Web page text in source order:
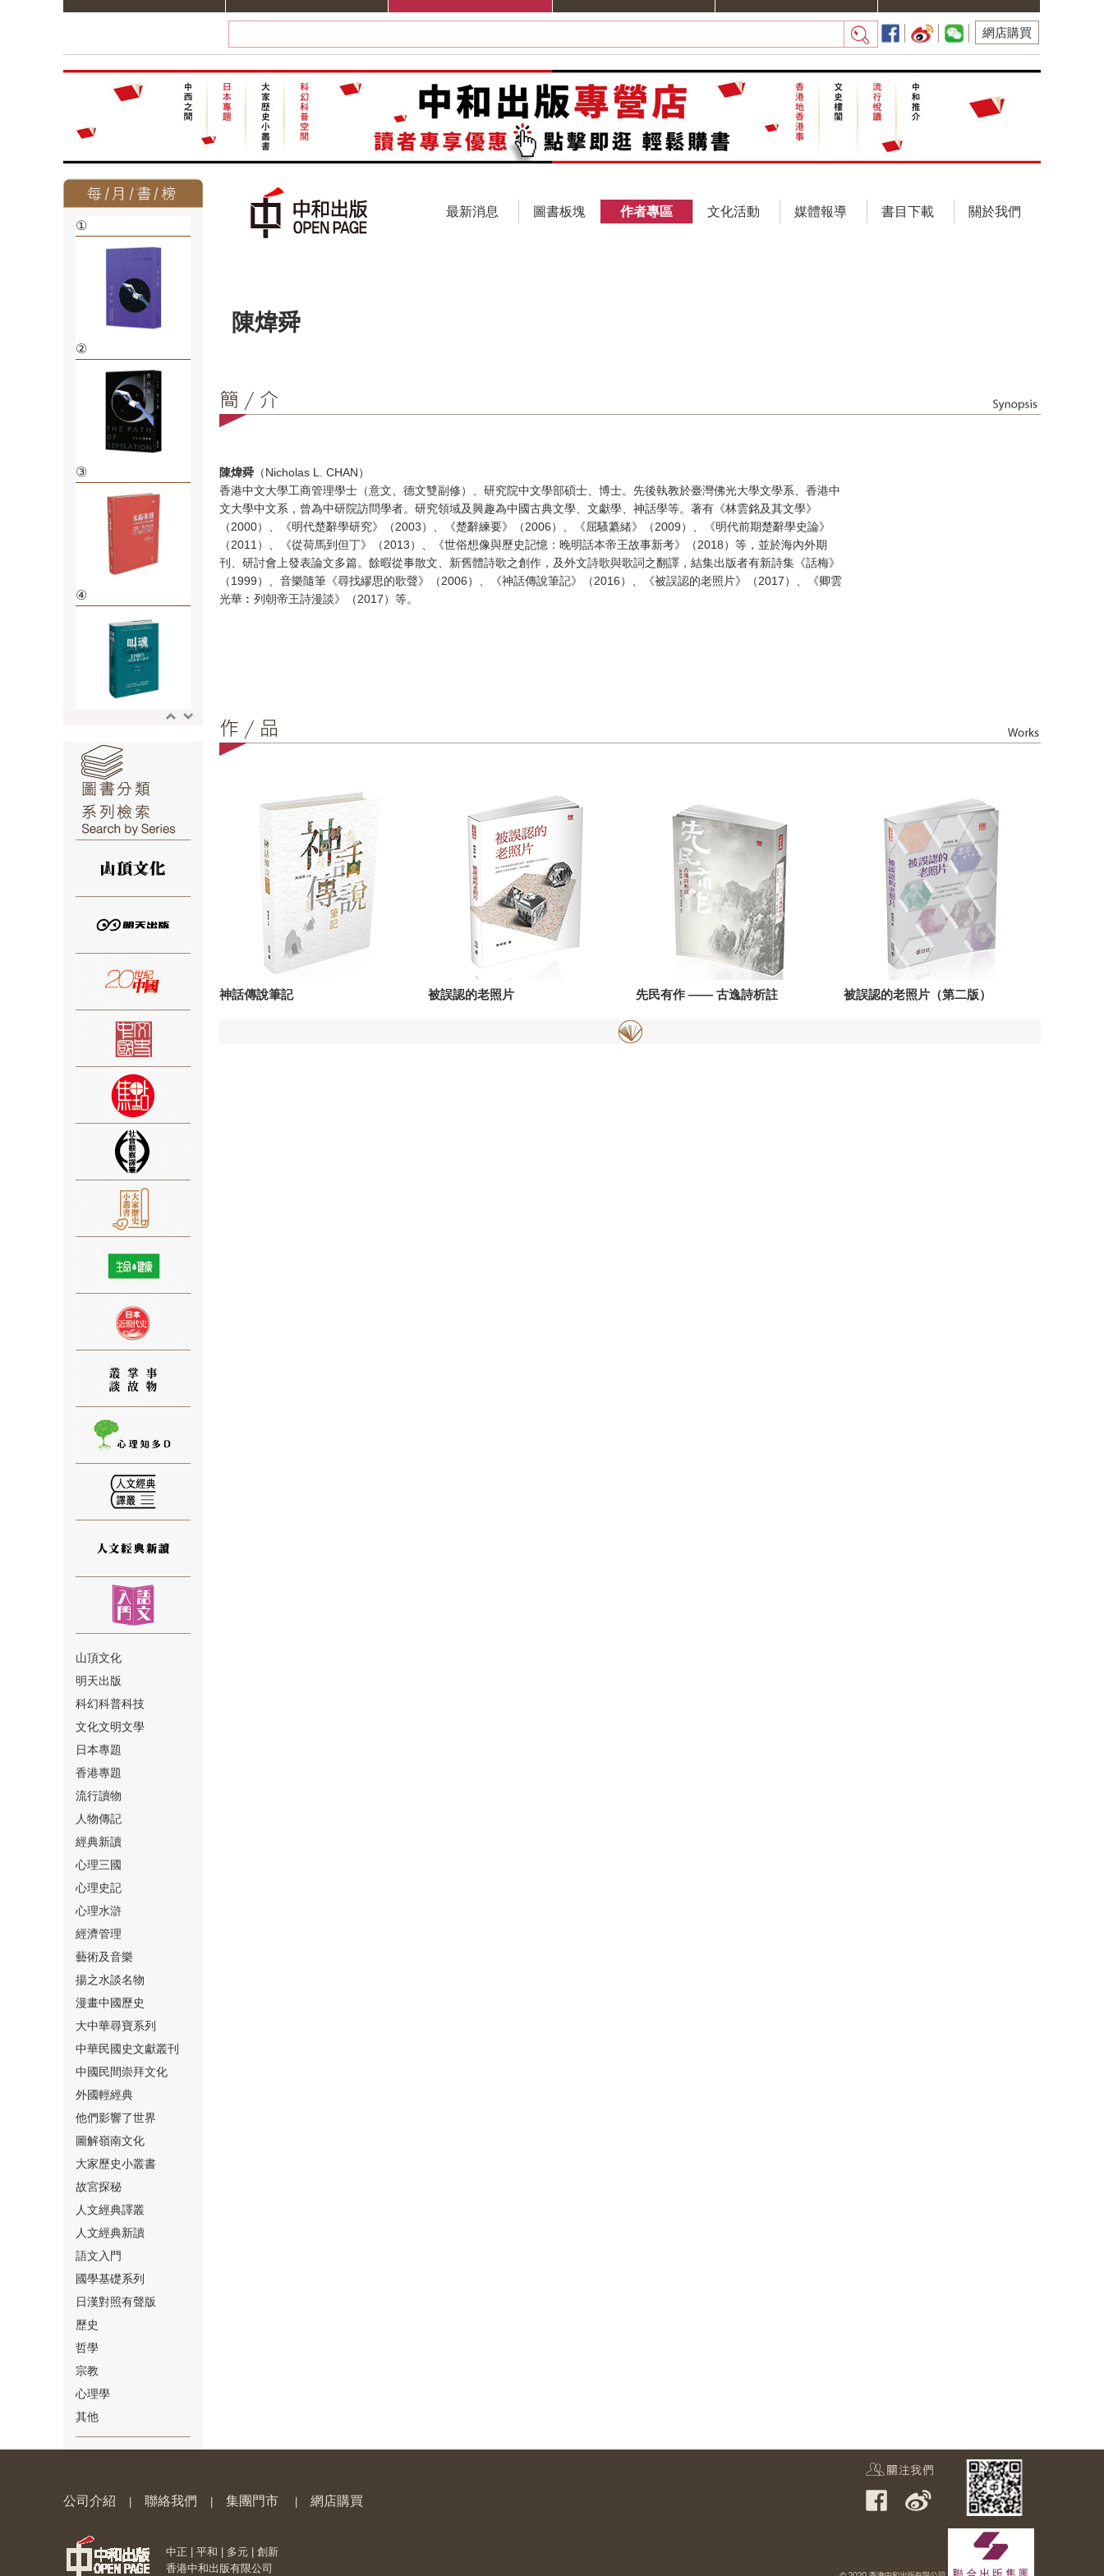
網店購買
①
②
③
④
⑥
⑫
⑬
⑭
⑮
⑯
⑰
⑱
⑳
山頂文化
明天出版
科幻科普科技
文化文明文學
日本專題
香港專題
流行讀物
人物傳記
經典新讀
心理三國
心理史記
心理水滸
經濟管理
藝術及音樂
揚之水談名物
漫畫中國歷史
大中華尋寶系列
中華民國史文獻叢刊
中國民間崇拜文化
外國輕經典
他們影響了世界
圖解嶺南文化
大家歷史小叢書
故宮探秘
人文經典譯叢
人文經典新讀
語文入門
國學基礎系列
日漢對照有聲版
歷史
哲學
宗教
心理學
其他
最新消息 圖書板塊 作者專區 文化活動 媒體報導 書目下載 關於我們
陳煒舜
陳煒舜 （Nicholas L. CHAN）
香港中文大學工商管理學士（意文、德文雙副修）、研究院中文學部碩士、博士。先後執教於臺灣佛光大學文學系、香港中
文大學中文系，曾為中研院訪問學者。研究領域及興趣為中國古典文學、文獻學、神話學等。著有《林雲銘及其文學》
（2000）、《明代楚辭學研究》（2003）、《楚辭練要》（2006）、《屈騷纂緒》（2009）、《明代前期楚辭學史論》
（2011）、《從荷馬到但丁》（2013）、《世俗想像與歷史記憶：晚明話本帝王故事新考》（2018）等，並於海內外期
刊、研討會上發表論文多篇。餘暇從事散文、新舊體詩歌之創作，及外文詩歌與歌詞之翻譯，結集出版者有新詩集《話梅》
（1999）、音樂隨筆《尋找繆思的歌聲》（2006）、《神話傳說筆記》（2016）、《被誤認的老照片》（2017）、《卿雲
光華︰列朝帝王詩漫談》（2017）等。
神話傳說筆記 被誤認的老照片 先民有作 —— 古逸詩析註 被誤認的老照片（第二版）
公司介紹 聯絡我們 集團門市 網店購買
中正 | 平和 | 多元 | 創新
香港中和出版有限公司